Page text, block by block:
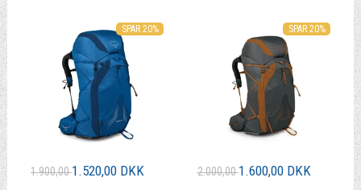
SPAR 20%
1.900,001.520,00 DKK
SPAR 20%
2.000,001.600,00 DKK